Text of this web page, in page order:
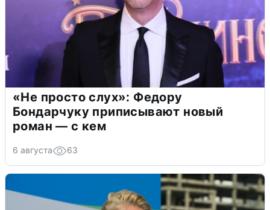
«Не просто слух»: Федору
Бондарчуку приписывают новый
роман — с кем
6 августа 63